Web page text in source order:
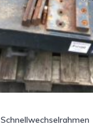
Schnellwechselrahmen